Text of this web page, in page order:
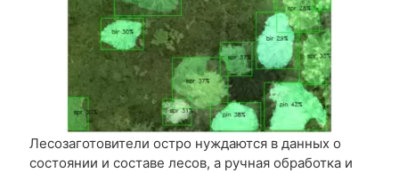
Лесозаготовители остро нуждаются в данных о
состоянии и составе лесов, а ручная обработка и